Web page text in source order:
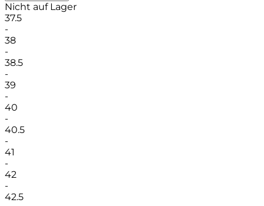
Nicht auf Lager
37.5
-
38
-
38.5
-
39
-
40
-
40.5
-
41
-
42
-
42.5